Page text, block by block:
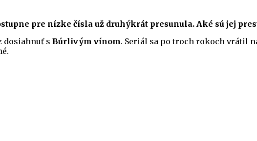
pre nízke čísla už druhýkrát presunula. Aké sú jej
dosiahnuť s Búrlivým vínom. Seriál sa po troch rokoch vrátil